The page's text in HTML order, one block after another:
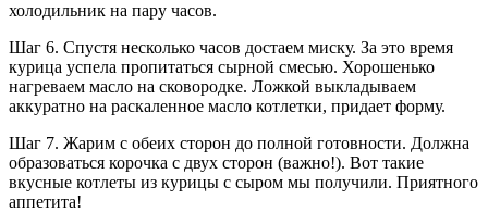
холодильник на пару часов.
Шаг 6. Спустя несколько часов достаем миску. За это время
курица успела пропитаться сырной смесью. Хорошенько
нагреваем масло на сковородке. Ложкой выкладываем
аккуратно на раскаленное масло котлетки, придает форму.
Шаг 7. Жарим с обеих сторон до полной готовности. Должна
образоваться корочка с двух сторон (важно!). Вот такие
вкусные котлеты из курицы с сыром мы получили. Приятного
аппетита!